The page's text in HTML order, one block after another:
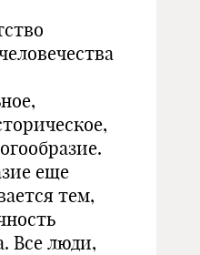
еще
тем,
Все люди,